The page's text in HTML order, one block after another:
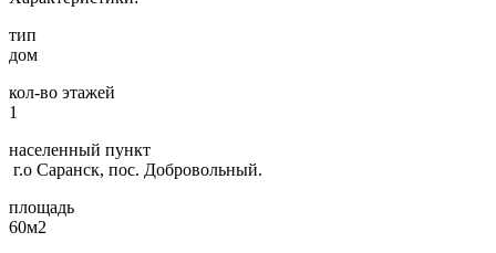
тип
дом
кол-во этажей
1
населенный пункт
г.о Саранск, пос. Добровольный.
площадь
60м2